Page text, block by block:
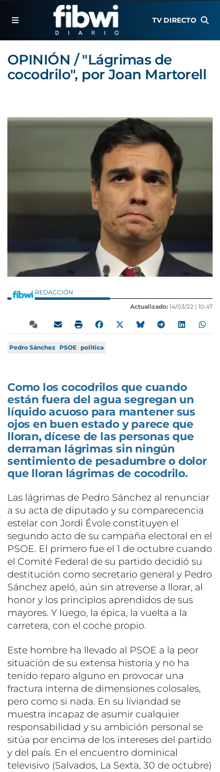
TV DIRECTO
OPINIÓN / "Lágrimas de
cocodrilo", por Joan Martorell
REDACCIÓN
Actualizado: 14/03/22 | 10:47
Pedro Sánchez PSOE politica
Como los cocodrilos que cuando
están fuera del agua segregan un
líquido acuoso para mantener sus
ojos en buen estado y parece que
lloran, dícese de las personas que
derraman lágrimas sin ningún
sentimiento de pesadumbre o dolor
que lloran lágrimas de cocodrilo.
Las lágrimas de Pedro Sánchez al renunciar
a su acta de diputado y su comparecencia
estelar con Jordi Évole constituyen el
segundo acto de su campaña electoral en el
PSOE. El primero fue el 1 de octubre cuando
el Comité Federal de su partido decidió su
destitución como secretario general y Pedro
Sánchez apeló, aún sin atreverse a llorar, al
honor y los principios aprendidos de sus
mayores. Y luego, la épica, la vuelta a la
carretera, con el coche propio.
Este hombre ha llevado al PSOE a la peor
situación de su extensa historia y no ha
tenido reparo alguno en provocar una
fractura interna de dimensiones colosales,
pero como si nada. En su liviandad se
muestra incapaz de asumir cualquier
responsabilidad y su ambición personal se
sitúa por encima de los intereses del partido
y del país. En el encuentro dominical
televisivo (Salvados, La Sexta, 30 de octubre)